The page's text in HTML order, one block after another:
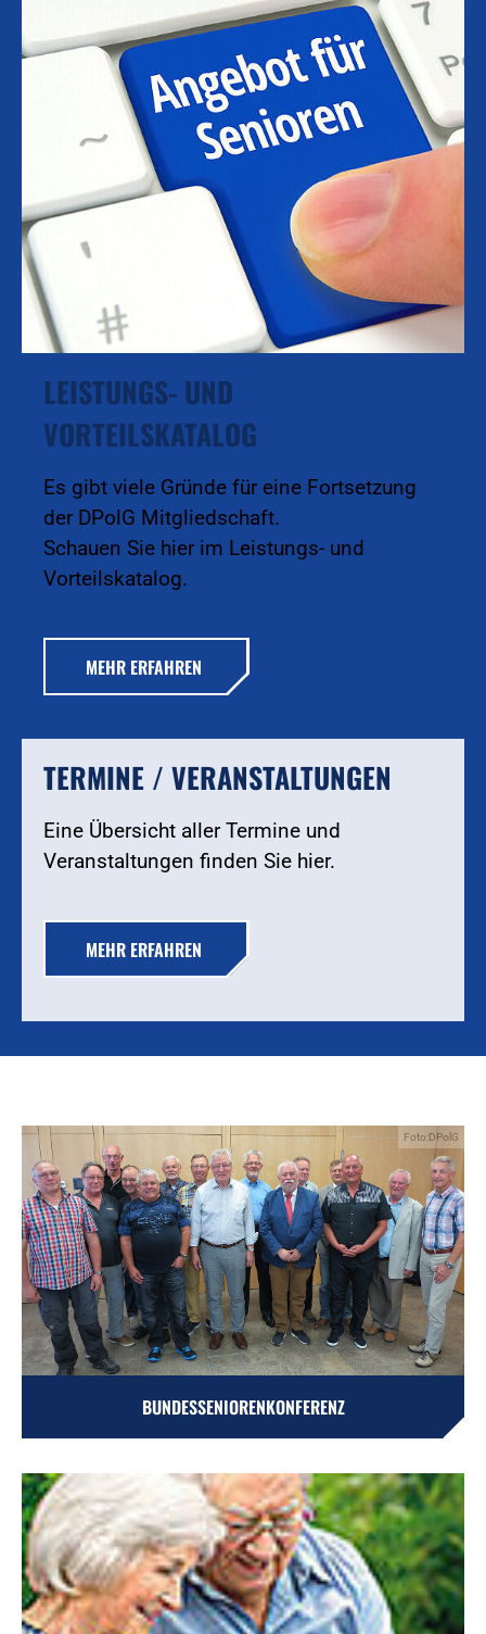
LEISTUNGS- UND
VORTEILSKATALOG
Es gibt viele Gründe für eine Fortsetzung
der DPolG Mitgliedschaft.
Schauen Sie hier im Leistungs- und
Vorteilskatalog.
MEHR ERFAHREN
TERMINE / VERANSTALTUNGEN
Eine Übersicht aller Termine und
Veranstaltungen finden Sie hier.
MEHR ERFAHREN
Foto:DPolG
BUNDESSENIORENKONFERENZ